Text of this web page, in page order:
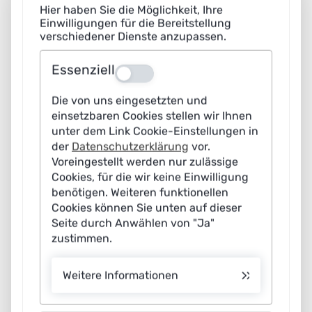
verdeutlichen die Notwendigkeit einer sorgfältigen
Kontrolle von KI-Systemen in der Medizin.
Wie lässt sich kontrollieren, ob KI-Systeme in der Medizin
sicher sind? Welche Anforderungen sollten KI-
Anwendungen erfüllen?
Dr. Abtin Rad: Die europäischen Verordnungen für
Medizinprodukte und In-Vitro Diagnostika (MDR/IVDR)
unterteilen Medizinprodukte je nach Risiko in sieben
Klassen. Bei Produkten, denen einen höheres Risiko
zugesprochen wird, müssen Hersteller eine staatlich
EU-Anforderungen entspricht. Diese
Hier haben Sie die Möglichkeit, Ihre
Einwilligungen für die Bereitstellung
verschiedener Dienste anzupassen.
Essenziell Aus
Die von uns eingesetzten und
einsetzbaren Cookies stellen wir Ihnen
unter dem Link Cookie-Einstellungen in
der Datenschutzerklärung vor.
Voreingestellt werden nur zulässige
Cookies, für die wir keine Einwilligung
benötigen. Weiteren funktionellen
Cookies können Sie unten auf dieser
Seite durch Anwählen von "Ja"
zustimmen.
Weitere Informationen